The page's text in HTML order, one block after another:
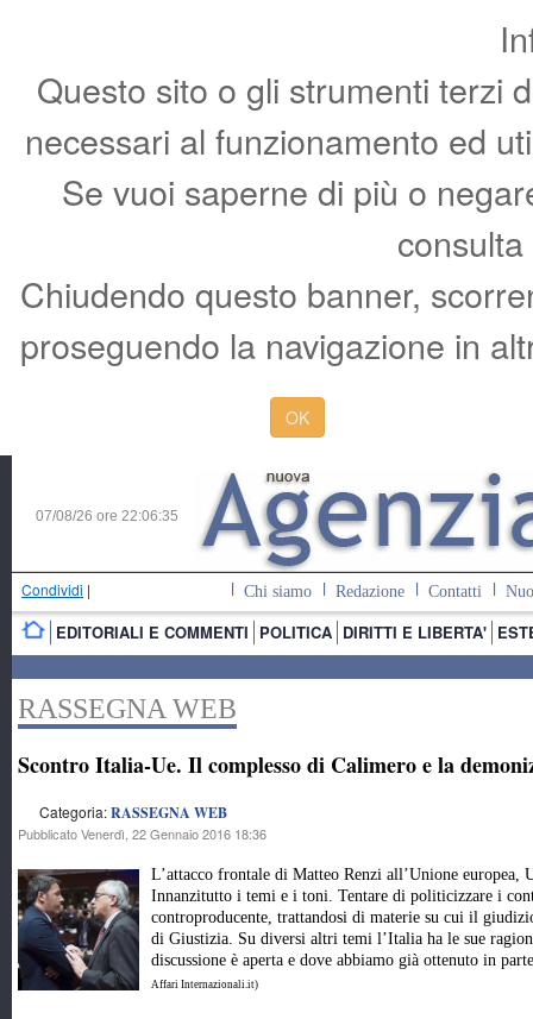
Questo sito o gli strumenti terzi
necessari al funzionamento ed
Se vuoi saperne di più o
Chiudendo questo banner,
proseguendo la navigazione in
OK
07/08/26 ore 22:06:36
Condividi | Chi siamo Redazione Contatti
EDITORIALI E COMMENTI POLITICA DIRITTI E LIBERTA'
RASSEGNA WEB
Scontro Italia-Ue. Il complesso di Calimero e la
Categoria:RASSEGNA WEB
Pubblicato Venerdì, 22 Gennaio 2016 18:36
L’attacco frontale di Matteo Renzi all’Unione europea,
Innanzitutto i temi e i toni. Tentare di politicizzare i
controproducente, trattandosi di materie su cui il
di Giustizia. Su diversi altri temi l’Italia ha le sue
discussione è aperta e dove abbiamo già ottenuto in
Affari Internazionali.it)